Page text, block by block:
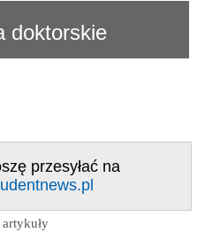
doktorskie
przesyłać na